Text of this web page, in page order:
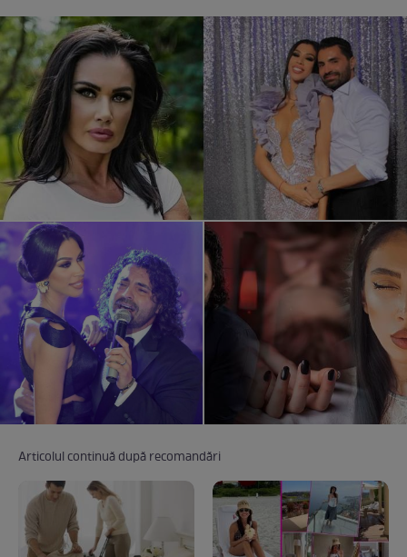
Articolul continuă după recomandări